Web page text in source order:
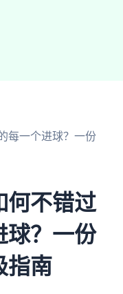
每一个进球？一份
何不错过
球？一份
指南